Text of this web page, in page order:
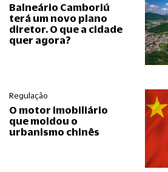
Balneário Camboriú
terá um novo plano
diretor. O que a cidade
quer agora?
Regulação
O motor imobiliário
que moldou o
urbanismo chinês